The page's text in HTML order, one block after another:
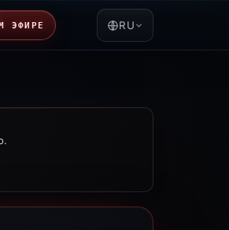
ЭФИРЕ RU